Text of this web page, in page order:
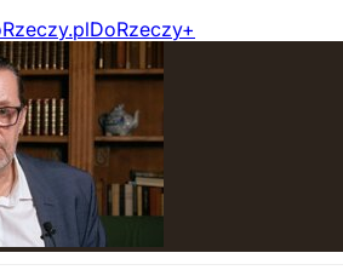
DoRzeczy+